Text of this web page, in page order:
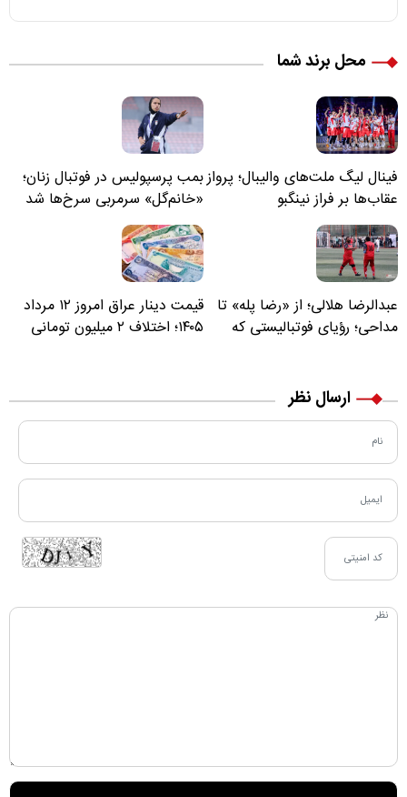
محل برند شما
فینال لیگ ملت‌های والیبال؛ پرواز
عقاب‌ها بر فراز نینگبو
بمب پرسپولیس در فوتبال زنان؛
«خانم‌گل» سرمربی سرخ‌ها شد
عبدالرضا هلالی؛ از «رضا پله» تا
مداحی؛ رؤیای فوتبالیستی که
قیمت دینار عراق امروز ۱۲ مرداد
۱۴۰۵؛ اختلاف ۲ میلیون تومانی
ارسال نظر